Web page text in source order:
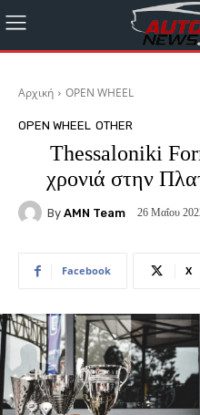
Αρχική OPEN WHEEL
OPEN WHEEL OTHER
Thessaloniki
χρονιά στην
By AMN Team 26 Μαΐου
Facebook X